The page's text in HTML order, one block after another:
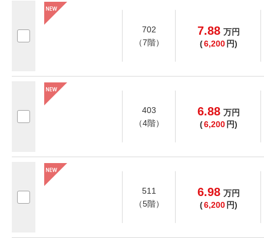
702
（7階）
7.88 万円
(6,200 円)
403
（4階）
6.88 万円
(6,200 円)
511
（5階）
6.98 万円
(6,200 円)